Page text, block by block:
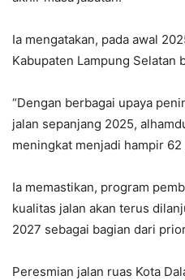
Ia mengatakan, pada awal
Kabupaten Lampung Selatan
“Dengan berbagai upaya
jalan sepanjang 2025,
meningkat menjadi hampir 62
Ia memastikan, program
kualitas jalan akan terus
2027 sebagai bagian dari
Peresmian jalan ruas Kota